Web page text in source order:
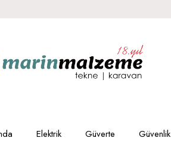
Elektrik Güverte Güvenlik